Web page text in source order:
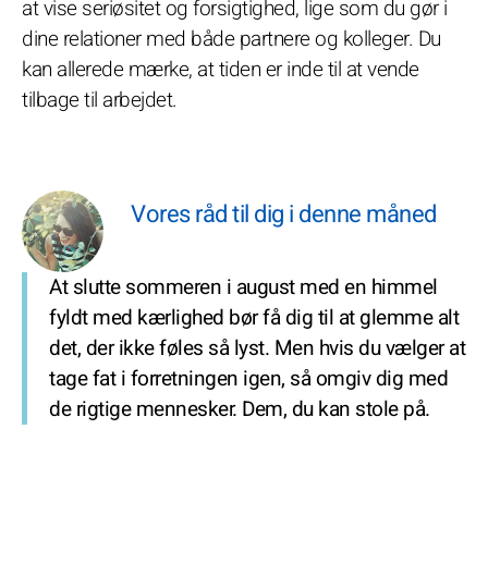
at vise seriøsitet og forsigtighed, lige som du gør i
dine relationer med både partnere og kolleger. Du
kan allerede mærke, at tiden er inde til at vende
tilbage til arbejdet.
Vores råd til dig i denne måned
At slutte sommeren i august med en himmel
fyldt med kærlighed bør få dig til at glemme alt
det, der ikke føles så lyst. Men hvis du vælger at
tage fat i forretningen igen, så omgiv dig med
de rigtige mennesker. Dem, du kan stole på.